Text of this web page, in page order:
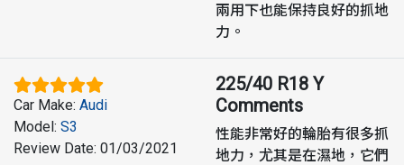
兩用下也能保持良好的抓地
力。
Car Make: Audi
Model: S3
Review Date: 01/03/2021
225/40 R18 Y
Comments
性能非常好的輪胎有很多抓
地力，尤其是在濕地，它們